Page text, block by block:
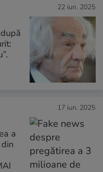
22 iun. 2025
17 iun. 2025
a